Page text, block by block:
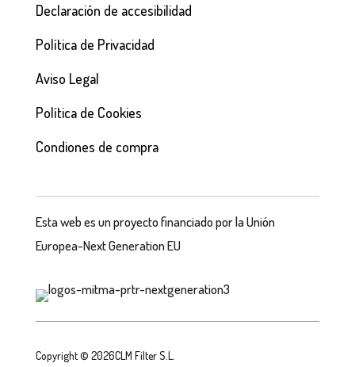
Declaración de accesibilidad
Política de Privacidad
Aviso Legal
Política de Cookies
Condiones de compra
Esta web es un proyecto financiado por la Unión
Europea-Next Generation EU
Copyright © 2026CLM Filter S.L.